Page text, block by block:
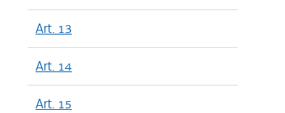
Art. 13
Art. 14
Art. 15